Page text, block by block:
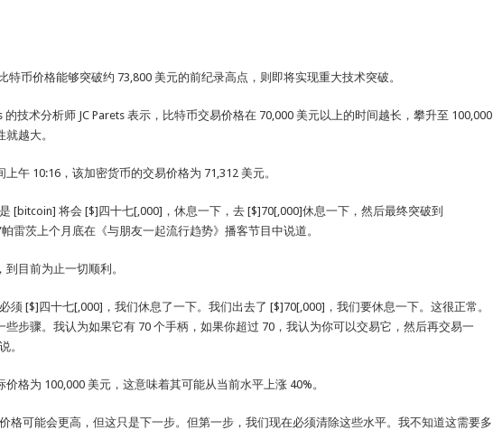
特币价格能够突破约 73,800 美元的前纪录高点，则即将实现重大技术突破。
的技术分析师 JC Parets 表示，比特币交易价格在 70,000 美元以上的时间越长，攀升至 100,000
越大。
上午 10:16，该加密货币的交易价格为 71,312 美元。
[bitcoin] 将会 [$]四十七[,000]，休息一下，去 [$]70[,000]休息一下，然后最终突破到
雷茨上个月底在《与朋友一起流行趋势》播客节目中说道。
到目前为止一切顺利。
须 [$]四十七[,000]，我们休息了一下。我们出去了 [$]70[,000]，我们要休息一下。这很正常。
些步骤。我认为如果它有 70 个手柄，如果你超过 70，我认为你可以交易它，然后再交易一
。
价格为 100,000 美元，这意味着其可能从当前水平上涨 40%。
格可能会更高，但这只是下一步。但第一步，我们现在必须清除这些水平。我不知道这需要多